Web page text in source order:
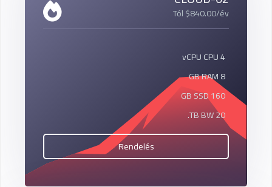
Tól $840.00/év
4 vCPU CPU
8 GB RAM
160 GB SSD
20 TB BW.
Rendelés